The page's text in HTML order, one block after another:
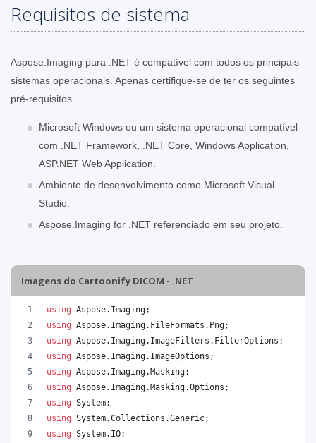
Requisitos de sistema
Aspose.Imaging para .NET é compatível com todos os principais
sistemas operacionais. Apenas certifique-se de ter os seguintes
pré-requisitos.
Microsoft Windows ou um sistema operacional compatível
com .NET Framework, .NET Core, Windows Application,
ASP.NET Web Application.
Ambiente de desenvolvimento como Microsoft Visual
Studio.
Aspose.Imaging for .NET referenciado em seu projeto.
Imagens do Cartoonify DICOM - .NET
using Aspose. Imaging;
using Aspose. Imaging. FileFormats . Png;
using Aspose. Imaging. ImageFilters . FilterOptions ;
using Aspose. Imaging. ImageOptions ;
using Aspose. Imaging.Masking;
using Aspose. Imaging.Masking.Options ;
using System;
using System.Collections .Generic;
using System. IO;